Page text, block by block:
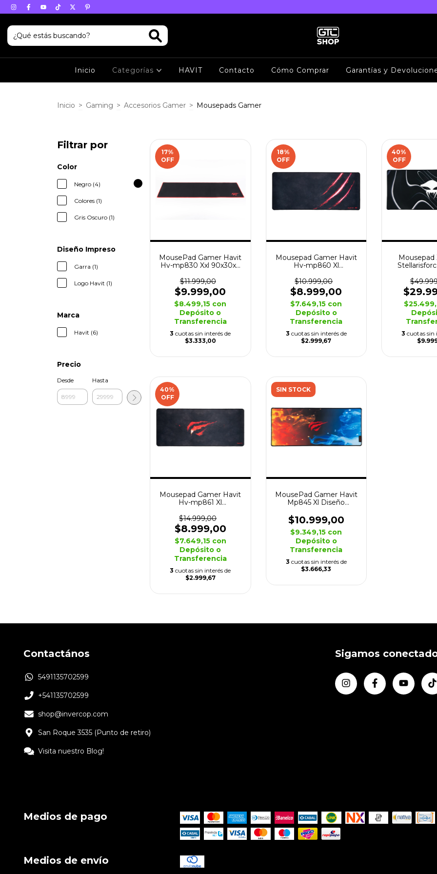
Inicio Categorías HAVIT Contacto Cómo Comprar Garantías y
Inicio > Gaming > Accesorios Gamer > Mousepads Gamer
Filtrar por
Color
Negro (4)
Colores (1)
Gris Oscuro (1)
Diseño Impreso
Garra (1)
Logo Havit (1)
Marca
Havit (6)
Precio
Desde Hasta
17%
OFF
MousePad Gamer Havit
Hv-mp830 Xxl 90x30x3
$11.999,00
$9.999,00
$8.499,15 con
Depósito o
Transferencia
3 cuotas sin interés de
$3.333,00
18%
OFF
Mousepad Gamer Havit
Hv-mp860 Xl
$10.999,00
$8.999,00
$7.649,15 con
Depósito o
Transferencia
3 cuotas sin interés de
$2.999,67
40%
OFF
Mousepad
3 cuotas sin
40%
OFF
Mousepad Gamer Havit
Hv-mp861 Xl
$14.999,00
$8.999,00
$7.649,15 con
Depósito o
Transferencia
3 cuotas sin interés de
$2.999,67
SIN STOCK
MousePad Gamer Havit
Mp845 Xl Diseño
$10.999,00
$9.349,15 con
Depósito o
Transferencia
3 cuotas sin interés de
$3.666,33
Contactános
5491135702599
+541135702599
shop@invercop.com
San Roque 3535 (Punto de retiro)
Visita nuestro Blog!
Sigamos
Medios de pago
Medios de envío